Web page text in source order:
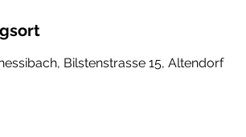
Bilstenstrasse 15, Altendorf